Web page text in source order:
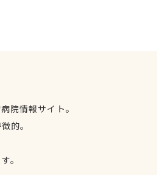
院情報サイト。
的。
。